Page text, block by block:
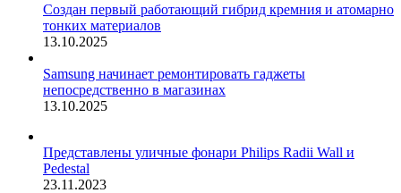
Создан первый работающий гибрид кремния и атомарно
тонких материалов
13.10.2025
Samsung начинает ремонтировать гаджеты
непосредственно в магазинах
13.10.2025
Представлены уличные фонари Philips Radii Wall и
Pedestal
23.11.2023